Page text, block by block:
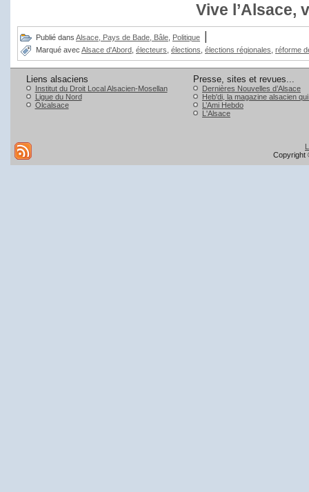
Vive l’Alsace,
Publié dans Alsace, Pays de Bade, Bâle Politique |
Marqué avec Alsace d'Abord électeurs élections élections régionales réforme
Liens alsaciens
Institut du Droit Local Alsacien-Mosellan
Ligue du Nord
Olcalsace
Presse, sites et revues...
Dernières Nouvelles d’Alsace
Heb'di, la magazine alsacien
L’Ami Hebdo
L'Alsace
Copyright